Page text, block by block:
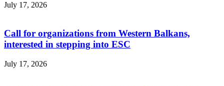
July 17, 2026
Call for organizations from Western Balkans,
interested in stepping into ESC
July 17, 2026